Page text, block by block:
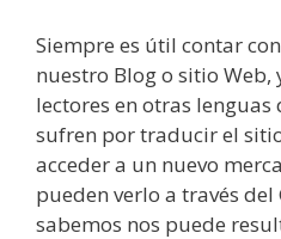
Siempre es útil contar
nuestro Blog o sitio Web,
lectores en otras
sufren por traducir el
acceder a un nuevo
pueden verlo a través
sabemos nos puede